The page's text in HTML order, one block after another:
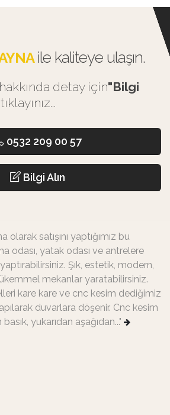
ile kaliteye ulaşın.
detay için"Bilgi
0532 209 00 57
Bilgi Alın
satışını yaptığımız bu
odası, yatak odası ve antrelere
Şık, estetik, modern,
mekanlar yaratabilirsiniz.
kare kare ve cnc kesim dediğimiz
duvarlara döşenir. Cnc kesim
yukarıdan aşağıdan..."